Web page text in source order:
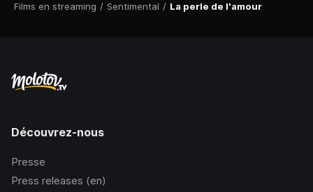
Films en streaming / Sentimental / La perle de l'amour
Découvrez-nous
Presse
Press releases (en)